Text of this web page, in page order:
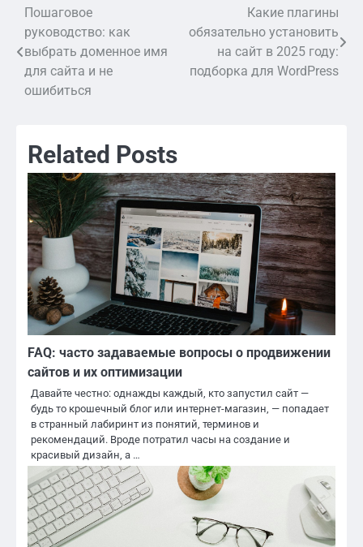
Навигация
по
записям
Пошаговое
руководство: как
выбрать доменное имя
для сайта и не
ошибиться
Какие плагины
обязательно установить
на сайт в 2025 году:
подборка для WordPress
Related Posts
FAQ: часто задаваемые вопросы о продвижении
сайтов и их оптимизации
Давайте честно: однажды каждый, кто запустил сайт —
будь то крошечный блог или интернет-магазин, — попадает
в странный лабиринт из понятий, терминов и
рекомендаций. Вроде потратил часы на создание и
красивый дизайн, а …